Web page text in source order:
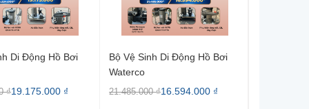
Di Động Hồ Bơi
₫19.175.000 ₫
Bộ Vệ Sinh Di Động Hồ Bơi
Waterco
21.485.000 ₫16.594.000 ₫